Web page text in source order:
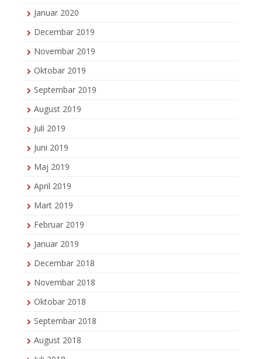
Januar 2020
Decembar 2019
Novembar 2019
Oktobar 2019
Septembar 2019
August 2019
Juli 2019
Juni 2019
Maj 2019
April 2019
Mart 2019
Februar 2019
Januar 2019
Decembar 2018
Novembar 2018
Oktobar 2018
Septembar 2018
August 2018